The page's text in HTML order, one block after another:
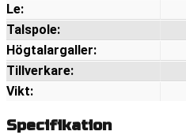
Le:
Talspole:
Högtalargaller:
Tillverkare:
Vikt:
Specifikation